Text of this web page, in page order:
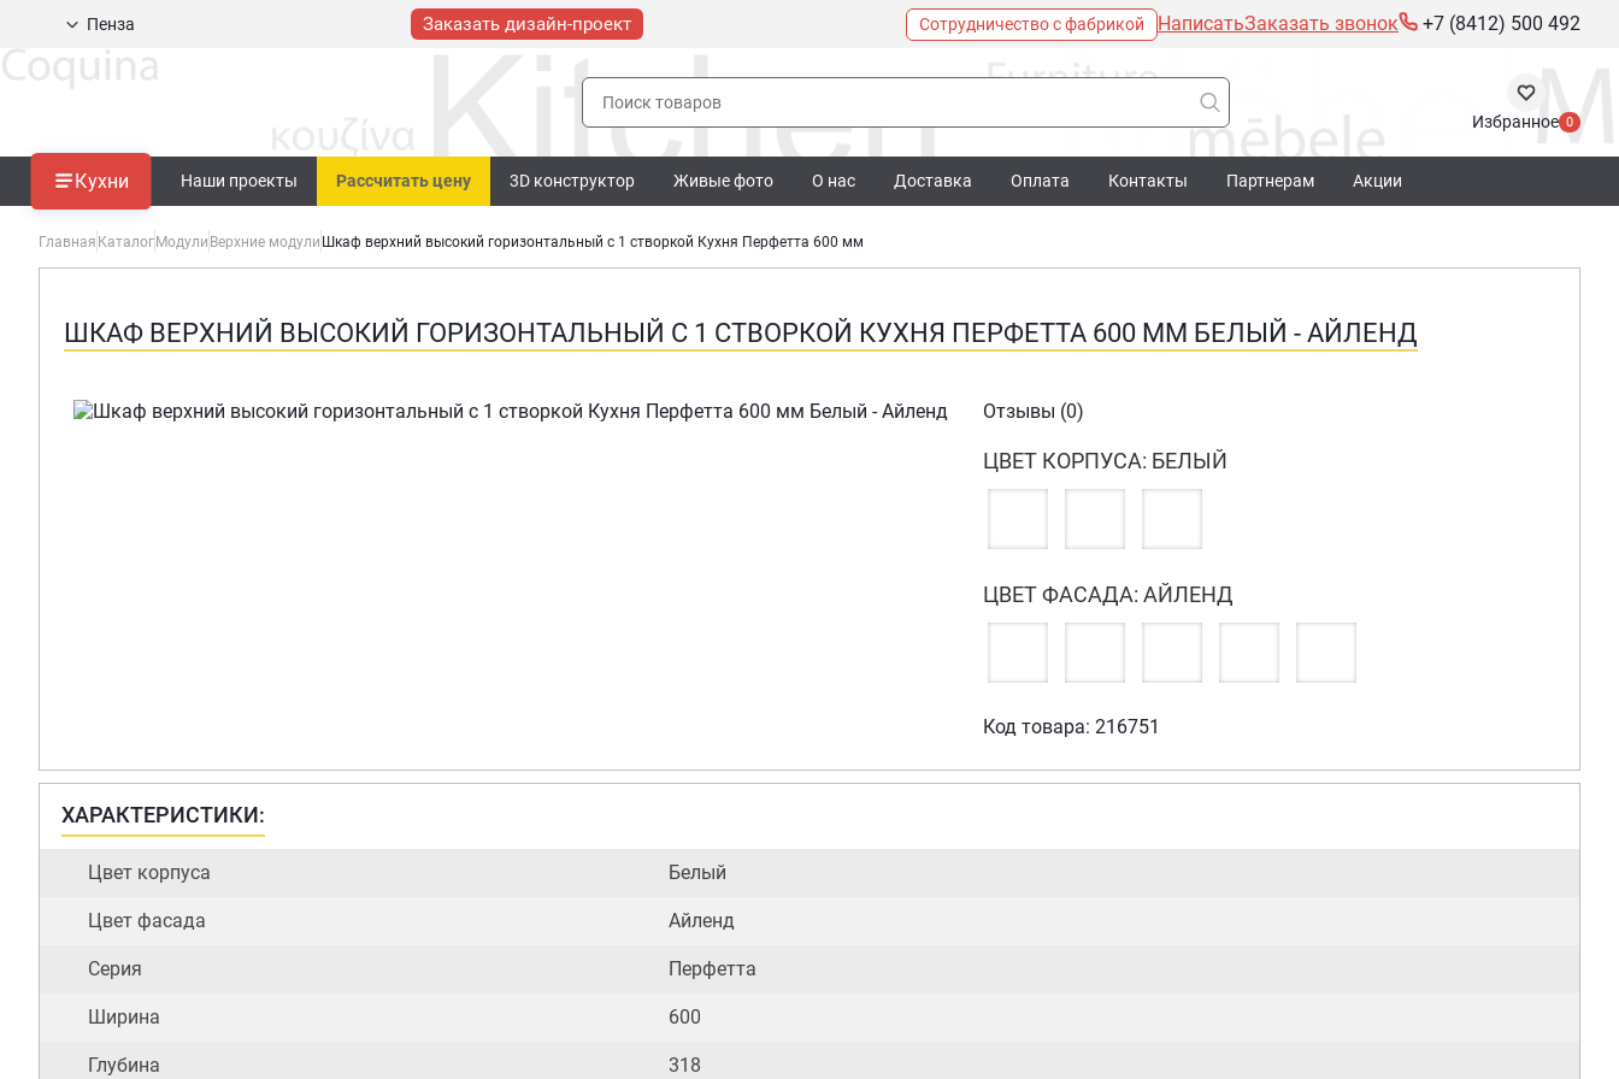
Пенза Заказать дизайн-проект Сотрудничество с фабрикой НаписатьЗаказать звонок +7 (8412) 500 492
Избранное 0
Кухни Наши проекты Рассчитать цену 3D конструктор Живые фото О нас Доставка Оплата Контакты Партнерам Акции
Главная КаталогМодули Верхние модули Шкаф верхний высокий горизонтальный с 1 створкой Кухня Перфетта 600 мм
ШКАФ ВЕРХНИЙ ВЫСОКИЙ ГОРИЗОНТАЛЬНЫЙ С 1 СТВОРКОЙ КУХНЯ ПЕРФЕТТА 600 ММ БЕЛЫЙ - АЙЛЕНД
Отзывы (0)
ЦВЕТ КОРПУСА: БЕЛЫЙ
ЦВЕТ ФАСАДА: АЙЛЕНД
Код товара: 216751
ХАРАКТЕРИСТИКИ:
Цвет корпуса Белый
Цвет фасада Айленд
Серия Перфетта
Ширина 600
Глубина 318